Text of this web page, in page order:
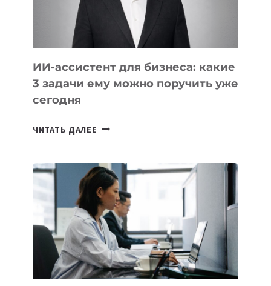
ТАДЖИКИСТАНА
ИИ-ассистент для бизнеса: какие
3 задачи ему можно поручить уже
сегодня
ЧИТАТЬ ДАЛЕЕ ИИ-
БИЗНЕСА:
КАКИЕ
3
ЗАДАЧИ
ЕМУ
МОЖНО
ПОРУЧИТЬ
УЖЕ